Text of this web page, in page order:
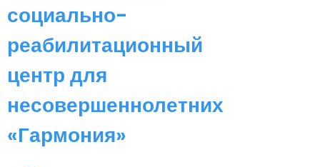
социально-
реабилитационный
центр для
несовершеннолетних
«Гармония»